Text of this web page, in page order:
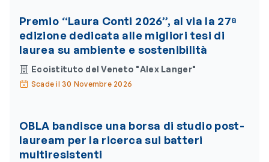
Premio “Laura Conti 2026”, al via la 27ª
edizione dedicata alle migliori tesi di
laurea su ambiente e sostenibilità
Ecoistituto del Veneto "Alex Langer"
Scade il 30 Novembre 2026
OBLA bandisce una borsa di studio post-
lauream per la ricerca sui batteri
multiresistenti